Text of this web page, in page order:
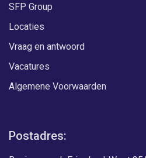
SFP Group
Locaties
Vraag en antwoord
Vacatures
Algemene Voorwaarden
Postadres: